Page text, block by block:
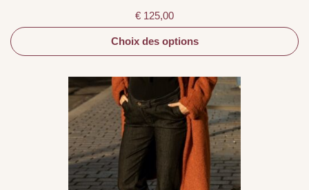
€ 125,00
Choix des options
produit
a
plusieurs
variations.
sur